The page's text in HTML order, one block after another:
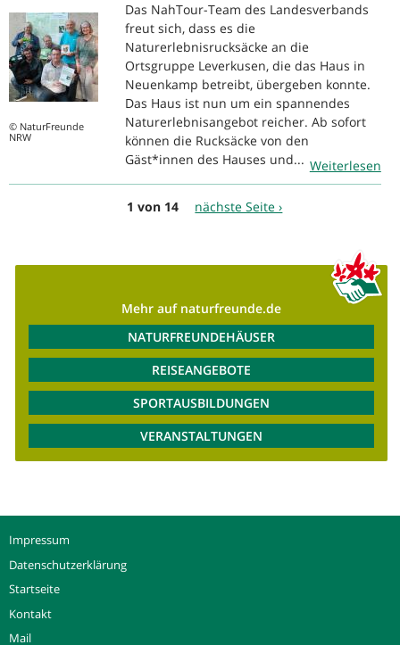
© NaturFreunde
NRW
Das NahTour-Team des Landesverbands
freut sich, dass es die
Naturerlebnisrucksäcke an die
Ortsgruppe Leverkusen, die das Haus in
Neuenkamp betreibt, übergeben konnte.
Das Haus ist nun um ein spannendes
Naturerlebnisangebot reicher. Ab sofort
können die Rucksäcke von den
Gäst*innen des Hauses und... Weiterlesen
1 von 14 nächste Seite ›
Mehr auf naturfreunde.de
NATURFREUNDEHÄUSER
REISEANGEBOTE
SPORTAUSBILDUNGEN
VERANSTALTUNGEN
Impressum
Datenschutzerklärung
Startseite
Kontakt
Mail